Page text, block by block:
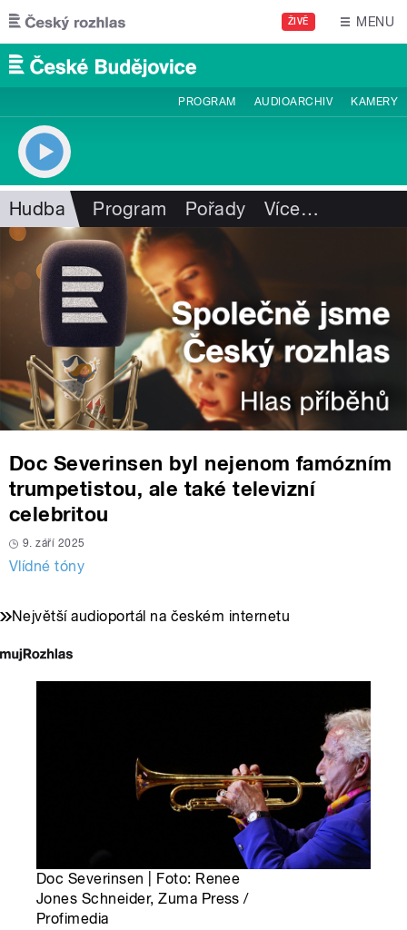
Přejít k hlavnímu obsahu
ŽIVĚ MENU
PROGRAM AUDIOARCHIV KAMERY
Hudba Program Pořady Více…
Doc Severinsen byl nejenom famózním
trumpetistou, ale také televizní
celebritou
9. září 2025
Vlídné tóny
Největší audioportál na českém internetu
Doc Severinsen | Foto: Renee
Jones Schneider, Zuma Press /
Profimedia